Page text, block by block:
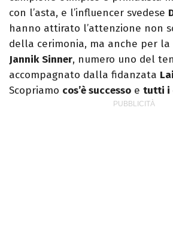
con l’asta, e l’influencer svedese
hanno attirato l’attenzione non
della cerimonia, ma anche per
Jannik Sinner, numero uno del
accompagnato dalla fidanzata
Scopriamo cos’è successo e tutti i